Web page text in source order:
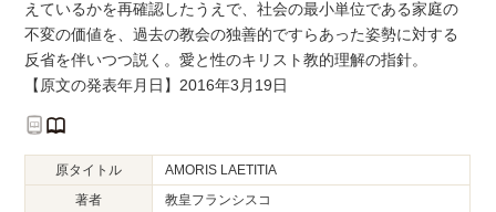
えているかを再確認したうえで、社会の最小単位である家庭の
不変の価値を、過去の教会の独善的ですらあった姿勢に対する
反省を伴いつつ説く。愛と性のキリスト教的理解の指針。
【原文の発表年月日】2016年3月19日
原タイトル
AMORIS LAETITIA
著者
教皇フランシスコ